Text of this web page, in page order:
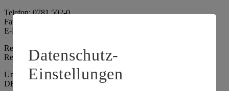
Telefon: 0781 502-0
Fax: 0781 502-6180
E-Mail: kundenservice@edeka-suedwest.de
Registergericht: Amtsgericht Freiburg i.B.
Registernummer: HRA 707629
Umsatzsteuer-Identifikationsnummer gem. § 27a UStG:
DE815916131
Datenschutz-
Einstellungen